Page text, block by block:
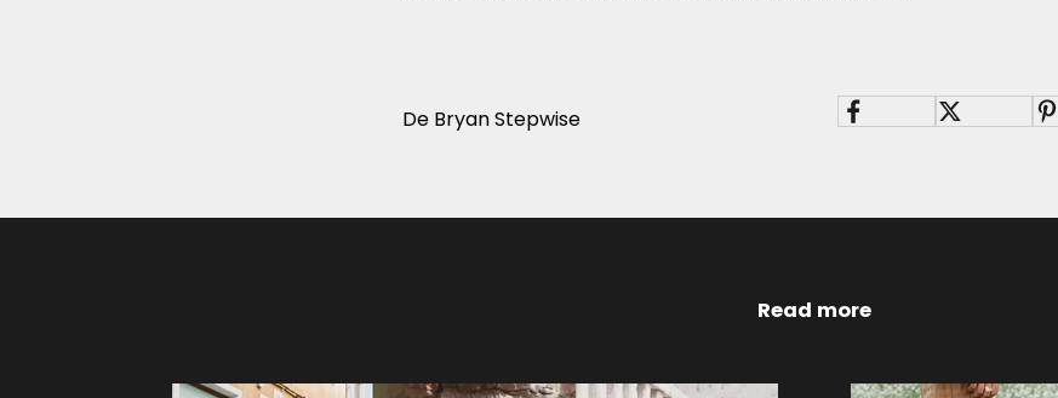
De Bryan Stepwise
Read more